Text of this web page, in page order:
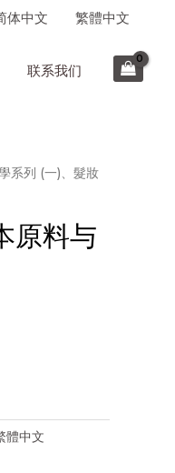
体中文 繁體中文
联系我们
系列 (一)、髮妝
原料与
體中文